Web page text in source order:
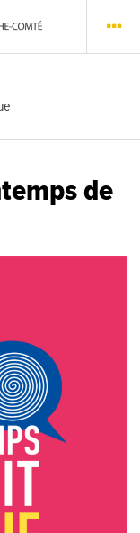
de